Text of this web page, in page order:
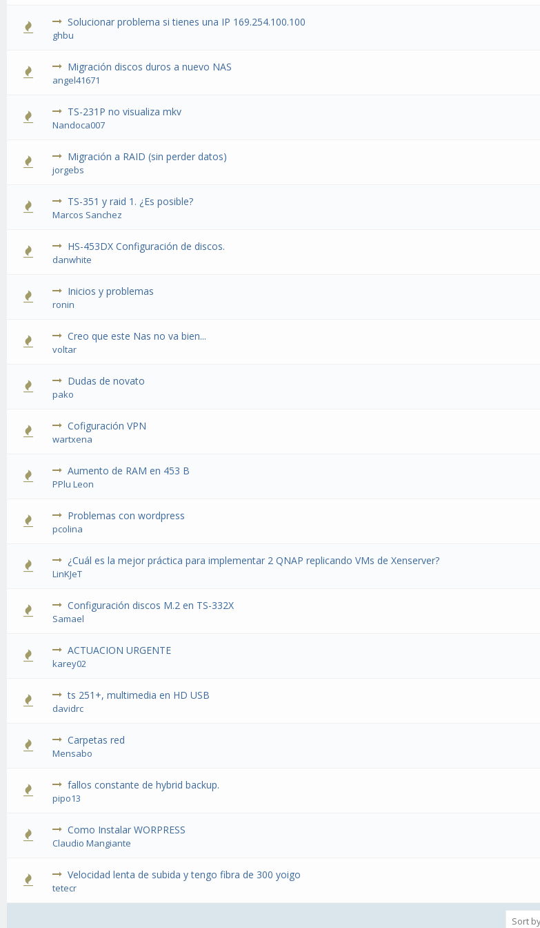
Solucionar problema si tienes una IP 169.254.100.100
ghbu
Migración discos duros a nuevo NAS
angel41671
TS-231P no visualiza mkv
Nandoca007
Migración a RAID (sin perder datos)
jorgebs
TS-351 y raid 1. ¿Es posible?
Marcos Sanchez
HS-453DX Configuración de discos.
danwhite
Inicios y problemas
ronin
Creo que este Nas no va bien...
voltar
Dudas de novato
pako
Cofiguración VPN
wartxena
Aumento de RAM en 453 B
PPlu Leon
Problemas con wordpress
pcolina
¿Cuál es la mejor práctica para implementar 2 QNAP replicando VMs de Xenserver?
LinKJeT
Configuración discos M.2 en TS-332X
Samael
ACTUACION URGENTE
karey02
ts 251+, multimedia en HD USB
davidrc
Carpetas red
Mensabo
fallos constante de hybrid backup.
pipo13
Como Instalar WORPRESS
Claudio Mangiante
Velocidad lenta de subida y tengo fibra de 300 yoigo
tetecr